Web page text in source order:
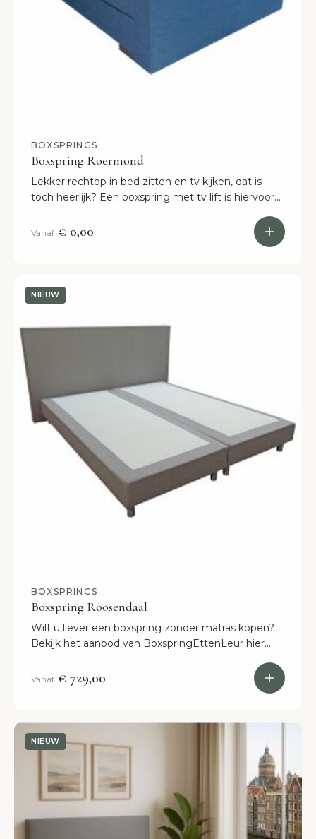
BOXSPRINGS
Boxspring Roermond
Lekker rechtop in bed zitten en tv kijken, dat is
toch heerlijk? Een boxspring met tv lift is hiervoor
BoxspringEttenLeur hier.
Vanaf € 0,00
NIEUW
BOXSPRINGS
Boxspring Roosendaal
Wilt u liever een boxspring zonder matras kopen?
Bekijk het aanbod van BoxspringEttenLeur hier
Vanaf € 729,00
NIEUW